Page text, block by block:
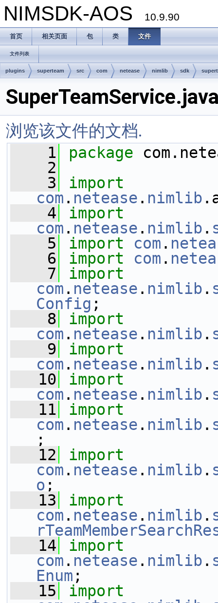
NIMSDK-AOS 10.9.90
首页 相关页面 包 类 文件
文件列表
plugins superteam src com netease nimlib sdk
浏览该文件的文档.
    1
package
    2
    3
import
com . netease . nimlib
    4
import
com . netease . nimlib .
    5
import com .
    6
import com .
    7
import
com . netease . nimlib .
Config ;
    8
import
com . netease . nimlib .
    9
import
com . netease . nimlib .
   10
import
com . netease . nimlib .
   11
import
com . netease . nimlib .
;
   12
import
com . netease . nimlib .
o ;
   13
import
com . netease . nimlib .
   14
import
com . netease . nimlib .
Enum ;
   15
import